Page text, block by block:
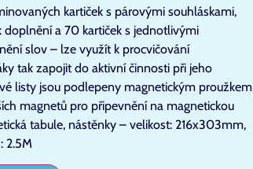
kartiček s párovými souhláskami,
doplnění a 70 kartiček s jednotlivými
slov – lze využít k procvičování
tak zapojit do aktivní činnosti při jeho
listy jsou podlepeny magnetickým proužkem
magnetů pro připevnění na magnetickou
tabule, nástěnky – velikost: 216x303mm,
2.5M